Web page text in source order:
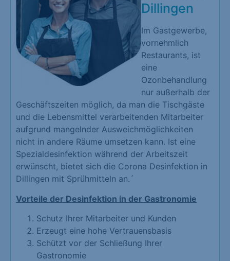
Dillingen
Im Gastgewerbe,
vornehmlich
Restaurants, ist
eine
Ozonbehandlung
nur außerhalb der
Geschäftszeiten möglich, da man die Tischgäste
und die Lebensmittel verarbeitenden Mitarbeiter
aufgrund mangelnder Ausweichmöglichkeiten
nicht in andere Räume umsetzen kann. Ist eine
Spezialdesinfektion während der Arbeitszeit
erwünscht, bietet sich die Corona Desinfektion in
Dillingen mit Sprühmitteln an.´
Vorteile der Desinfektion in der Gastronomie
Schutz Ihrer Mitarbeiter und Kunden
Erzeugt eine hohe Vertrauensbasis
Schützt vor der Schließung Ihrer
Gastronomie